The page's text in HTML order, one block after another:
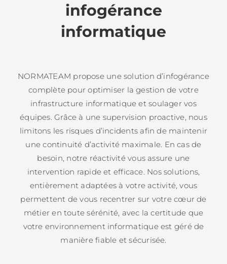
infogérance
informatique
NORMATEAM propose une solution d’infogérance
complète pour optimiser la gestion de votre
infrastructure informatique et soulager vos
équipes. Grâce à une supervision proactive, nous
limitons les risques d’incidents afin de maintenir
une continuité d’activité maximale. En cas de
besoin, notre réactivité vous assure une
intervention rapide et efficace. Nos solutions,
entièrement adaptées à votre activité, vous
permettent de vous recentrer sur votre cœur de
métier en toute sérénité, avec la certitude que
votre environnement informatique est géré de
manière fiable et sécurisée.